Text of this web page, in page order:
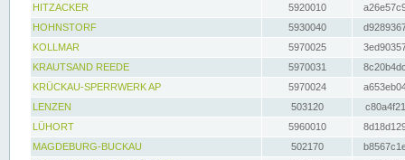
HITZACKER
5920010
HOHNSTORF
5930040
KOLLMAR
5970025
KRAUTSAND REEDE
5970031
KRÜCKAU-SPERRWERK AP
5970024
LENZEN
503120
LÜHORT
5960010
MAGDEBURG-BUCKAU
502170